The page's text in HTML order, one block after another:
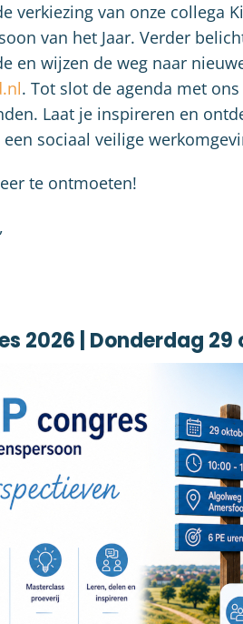
verkiezing van onze collega
van het Jaar. Verder
en wijzen de weg naar
. Tot slot de agenda met
Laat je inspireren en
sociaal veilige
te ontmoeten!
2026 | Donderdag